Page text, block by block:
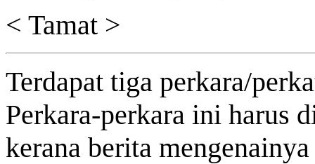
< Tamat >
Terdapat tiga perkara/
Perkara-perkara ini harus
kerana berita